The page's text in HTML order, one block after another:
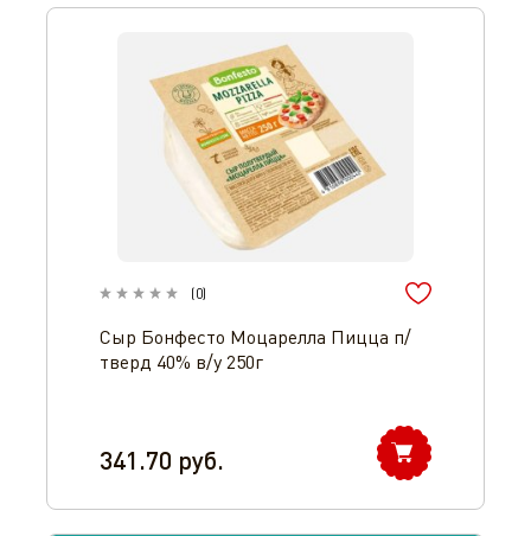
(0)
Сыр Бонфесто Моцарелла Пицца п/
тверд 40% в/у 250г
341.70 руб.